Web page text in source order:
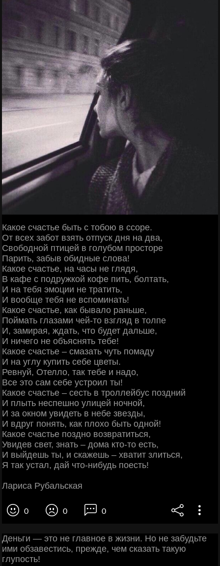
Какое счастье быть с тобою в ссоре.
От всех забот взять отпуск дня на два,
Свободной птицей в голубом просторе
Парить, забыв обидные слова!
Какое счастье, на часы не глядя,
В кафе с подружкой кофе пить, болтать,
И на тебя эмоции не тратить,
И вообще тебя не вспоминать!
Какое счастье, как бывало раньше,
Поймать глазами чей-то взгляд в толпе
И, замирая, ждать, что будет дальше,
И ничего не объяснять тебе!
Какое счастье – смазать чуть помаду
И на углу купить себе цветы.
Ревнуй, Отелло, так тебе и надо,
Все это сам себе устроил ты!
Какое счастье – сесть в троллейбус поздний
И плыть неспешно улицей ночной,
И за окном увидеть в небе звезды,
И вдруг понять, как плохо быть одной!
Какое счастье поздно возвратиться,
Увидев свет, знать – дома кто-то есть,
И выйдешь ты, и скажешь – хватит злиться,
Я так устал, дай что-нибудь поесть!
Лариса Рубальская
0 0 0
Деньги — это не главное в жизни. Но не забудьте
ими обзавестись, прежде, чем сказать такую
глупость!